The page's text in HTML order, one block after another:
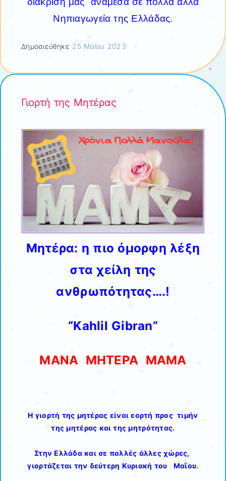
Νηπιαγωγεία της Ελλάδας.
Δημοσιεύθηκε 25 Μαΐου 2023
Γιορτή της Μητέρας
Μητέρα: η πιο όμορφη λέξη
στα χείλη της
ανθρωπότητας….!
“Kahlil Gibran”
ΜΑΝΑ ΜΗΤΕΡΑ ΜΑΜΑ
Η γιορτή της μητέρας είναι εορτή προςτιμήν
της μητέρας και της μητρότητας.
Στην Ελλάδα και σε πολλές άλλες χώρες,
γιορτάζεται την δεύτερη Κυριακή του Μαΐου.